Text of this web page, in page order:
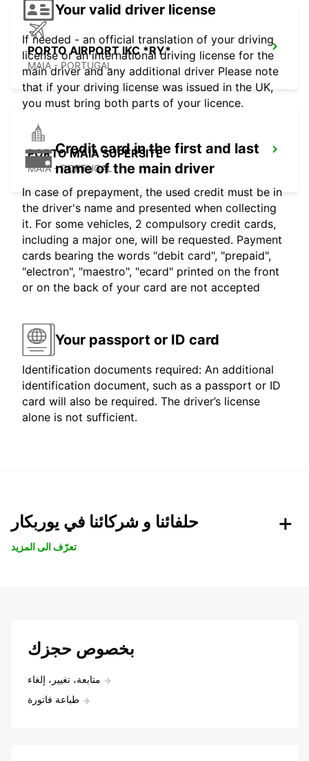
PORTO AIRPORT IKC *RY*
MAIA - PORTUGAL
PORTO MAIA SUPERSITE
MAIA - PORTUGAL
Your valid driver license
If needed - an official translation of your driving
license or an international driving license for the
main driver and any additional driver Please note
that if your driving license was issued in the UK,
you must bring both parts of your licence.
Credit card in the first and last
name of the main driver
In case of prepayment, the used credit must be in
the driver's name and presented when collecting
it. For some vehicles, 2 compulsory credit cards,
including a major one, will be requested. Payment
cards bearing the words "debit card", "prepaid",
"electron", "maestro", "ecard" printed on the front
or on the back of your card are not accepted
Your passport or ID card
Identification documents required: An additional
identification document, such as a passport or ID
card will also be required. The driver’s license
alone is not sufficient.
حلفائنا و شركائنا في يوربكار
تعرّف الى المزيد
بخصوص حجزك
متابعة، تغيير، إلغاء
طباعة فاتورة